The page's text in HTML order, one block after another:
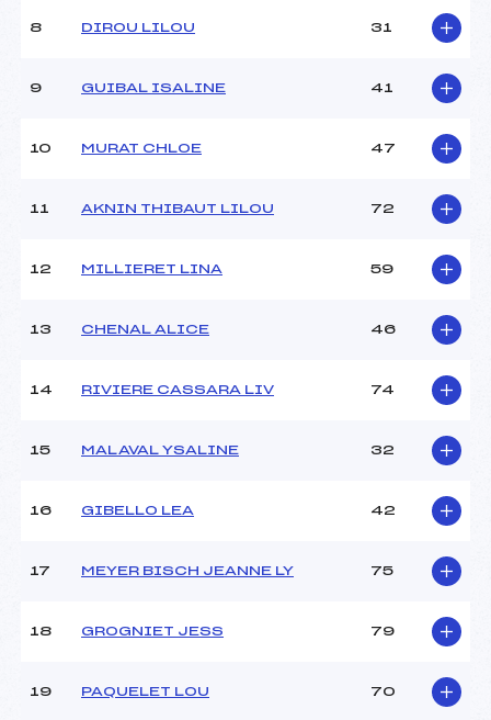
Ouvreurs D :
Météo :
BEAU
COMPACT
Nombre de portes :
20
Traceur :
HUDRY LEO (SA)
Ouvreurs C :
Ouvreurs E :
-2
Pénalité appliquée :
8 DIROU LILOU 31
9 GUIBAL ISALINE 41
10 MURAT CHLOE 47
11 AKNIN THIBAUT LILOU 72
12 MILLIERET LINA 59
13 CHENAL ALICE 46
14 RIVIERE CASSARA LIV 74
15 MALAVAL YSALINE 32
16 GIBELLO LEA 42
17 MEYER BISCH JEANNE LY 75
18 GROGNIET JESS 79
19 PAQUELET LOU 70